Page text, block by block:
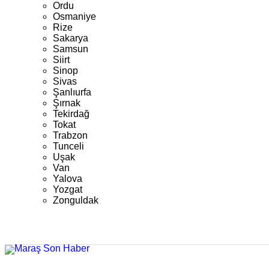
Ordu
Osmaniye
Rize
Sakarya
Samsun
Siirt
Sinop
Sivas
Şanlıurfa
Şırnak
Tekirdağ
Tokat
Trabzon
Tunceli
Uşak
Van
Yalova
Yozgat
Zonguldak